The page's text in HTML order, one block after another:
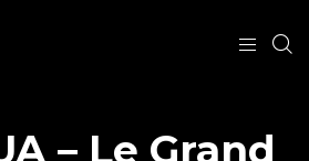
– Le Grand